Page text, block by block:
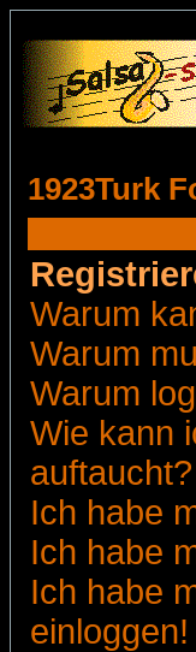
1923Turk
Warum
Warum
Warum
Wie kann
auftaucht?
Ich habe
Ich habe
Ich habe
einloggen!